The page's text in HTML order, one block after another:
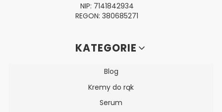
NIP: 7141842934
REGON: 380685271
Linki w stopceKATEGORIE
Blog
Kremy do rąk
Serum